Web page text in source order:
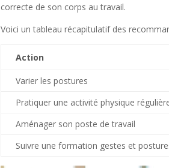
correcte de son corps au travail.
Voici un tableau récapitulatif des
Action
Varier les postures
Pratiquer une activité physique
Aménager son poste de travail
Suivre une formation gestes et